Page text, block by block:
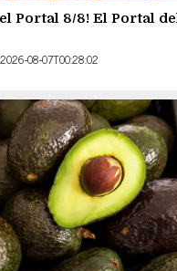
Portal 8/8! El Portal
2026-08-07T00:28:02